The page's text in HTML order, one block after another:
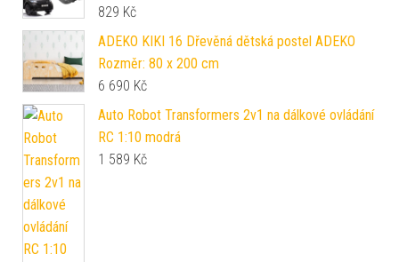
829 Kč
ADEKO KIKI 16 Dřevěná dětská postel ADEKO
Rozměr: 80 x 200 cm
6 690 Kč
Auto Robot Transformers 2v1 na dálkové ovládání
RC 1:10 modrá
1 589 Kč